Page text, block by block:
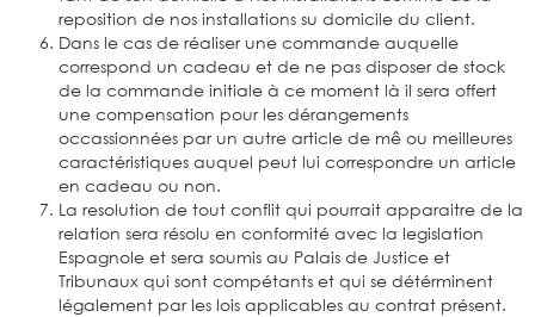
reposition de nos installations su domicile du client.
Dans le cas de réaliser une commande auquelle
correspond un cadeau et de ne pas disposer de stock
de la commande initiale à ce moment là il sera offert
une compensation pour les dérangements
occassionnées par un autre article de mê ou meilleures
caractéristiques auquel peut lui correspondre un article
en cadeau ou non.
La resolution de tout conflit qui pourrait apparaitre de la
relation sera résolu en conformité avec la legislation
Espagnole et sera soumis au Palais de Justice et
Tribunaux qui sont compétants et qui se détérminent
légalement par les lois applicables au contrat présent.